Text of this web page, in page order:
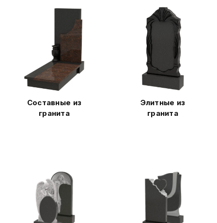
Составные из
гранита
Элитные из
гранита